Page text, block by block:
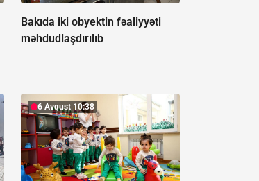
Bakıda iki obyektin fəaliyyəti
məhdudlaşdırılıb
6 Avqust 10:38